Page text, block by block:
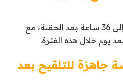
أفضل توقيت يكون من 24 إلى 36 ساعة بعد الحقنة، مع
يوم خلال هذه الفترة.
جاهزة للتلقيح بعد